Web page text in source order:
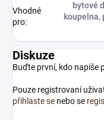
Vhodné
pro:
bytové
koupelna,
Diskuze
Buďte první, kdo napíše
Pouze registrovaní
přihlaste se nebo se